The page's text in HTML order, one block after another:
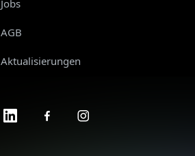
Jobs
AGB
Aktualisierungen